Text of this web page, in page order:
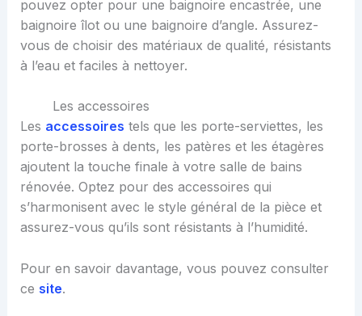
pouvez opter pour une baignoire encastrée, une
baignoire îlot ou une baignoire d’angle. Assurez-
vous de choisir des matériaux de qualité, résistants
à l’eau et faciles à nettoyer.
Les accessoires
Les accessoires tels que les porte-serviettes, les
porte-brosses à dents, les patères et les étagères
ajoutent la touche finale à votre salle de bains
rénovée. Optez pour des accessoires qui
s’harmonisent avec le style général de la pièce et
assurez-vous qu’ils sont résistants à l’humidité.
Pour en savoir davantage, vous pouvez consulter
ce site.